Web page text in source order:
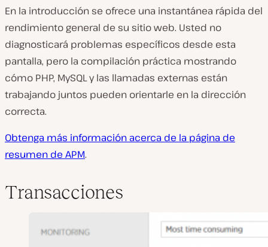
En la introducción se ofrece una instantánea rápida del
rendimiento general de su sitio web. Usted no
diagnosticará problemas específicos desde esta
pantalla, pero la compilación práctica mostrando
cómo PHP, MySQL y las llamadas externas están
trabajando juntos pueden orientarle en la dirección
correcta.
Obtenga más información acerca de la página de
resumen de APM.
Transacciones